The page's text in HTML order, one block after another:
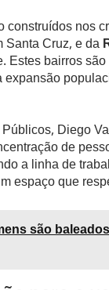
construídos nos
Santa Cruz, e da
Estes bairros
Diego
de
a linha de
espaço que
são